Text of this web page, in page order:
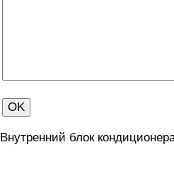
Внутренний блок